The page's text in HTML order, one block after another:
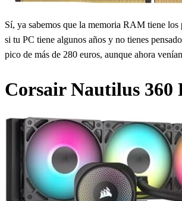
Sí, ya sabemos que la memoria RAM tiene
si tu PC tiene algunos años y no tienes
pico de más de 280 euros, aunque ahora
Corsair Nautilus 360